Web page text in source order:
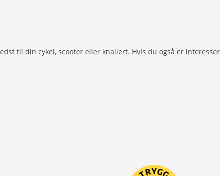
til din cykel, scooter eller knallert. Hvis du også er